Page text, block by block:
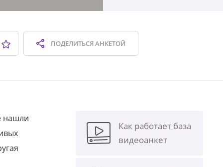
ПОДЕЛИТЬСЯАНКЕТОЙ
нашли
Как работает база
видеоанкет